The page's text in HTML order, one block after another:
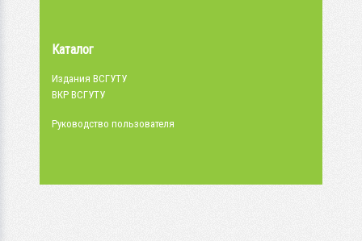
Каталог
Издания ВСГУТУ
ВКР ВСГУТУ
Руководство пользователя